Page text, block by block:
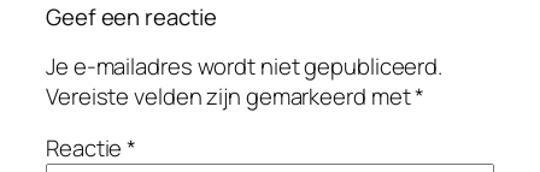
Geef een reactie
Je e-mailadres wordt niet gepubliceerd.
Vereiste velden zijn gemarkeerd met*
Reactie*